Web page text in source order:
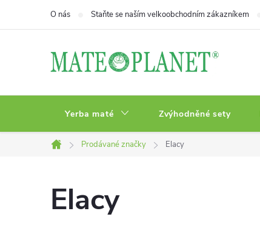
O nás Staňte se naším velkoobchodním zákazníkem
Yerba maté Zvýhodněné sety
Domů
Prodávané značky Elacy
Elacy